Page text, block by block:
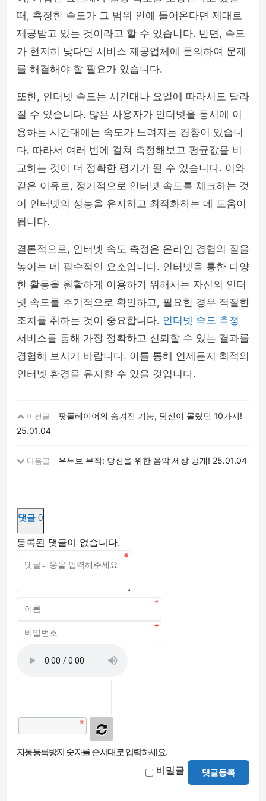
때, 측정한 속도가 그 범위 안에 들어온다면 제대로
제공받고 있는 것이라고 할 수 있습니다. 반면, 속도
가 현저히 낮다면 서비스 제공업체에 문의하여 문제
를 해결해야 할 필요가 있습니다.
또한, 인터넷 속도는 시간대나 요일에 따라서도 달라
질 수 있습니다. 많은 사용자가 인터넷을 동시에 이
용하는 시간대에는 속도가 느려지는 경향이 있습니
다. 따라서 여러 번에 걸쳐 측정해보고 평균값을 비
교하는 것이 더 정확한 평가가 될 수 있습니다. 이와
같은 이유로, 정기적으로 인터넷 속도를 체크하는 것
이 인터넷의 성능을 유지하고 최적화하는 데 도움이
됩니다.
결론적으로, 인터넷 속도 측정은 온라인 경험의 질을
높이는 데 필수적인 요소입니다. 인터넷을 통한 다양
한 활동을 원활하게 이용하기 위해서는 자신의 인터
넷 속도를 주기적으로 확인하고, 필요한 경우 적절한
조치를 취하는 것이 중요합니다. 인터넷 속도 측정
서비스를 통해 가장 정확하고 신뢰할 수 있는 결과를
경험해 보시기 바랍니다. 이를 통해 언제든지 최적의
인터넷 환경을 유지할 수 있을 것입니다.
이전글
팟플레이어의 숨겨진 기능, 당신이 몰랐던 10가지!
25.01.04
다음글 유튜브 뮤직: 당신을 위한 음악 세상 공개! 25.01.04
댓글 0
등록된 댓글이 없습니다.
자동등록방지 숫자를 순서대로 입력하세요.
비밀글 댓글등록